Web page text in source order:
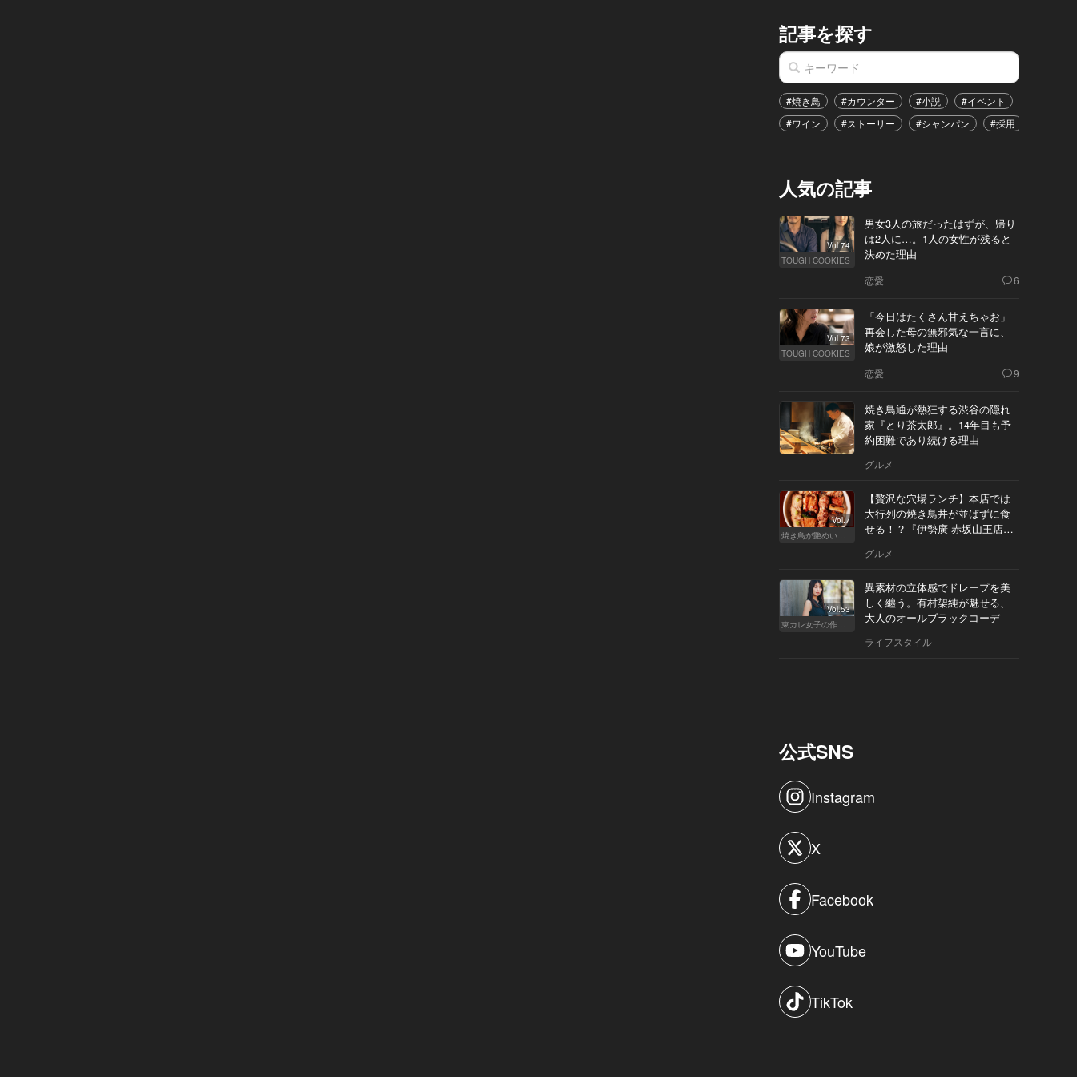
記事を探す
#焼き鳥 #カウンター #小説 #イベント
#ワイン
#ストーリー #シャンパン #採用
人気の記事
Vol.74
TOUGH COOKIES
男女3人の旅だったはずが、帰り
は2人に…。1人の女性が残ると
決めた理由
恋愛 6
Vol.73
TOUGH COOKIES
「今日はたくさん甘えちゃお」
再会した母の無邪気な一言に、
娘が激怒した理由
恋愛 9
焼き鳥通が熱狂する渋谷の隠れ
家『とり茶太郎』。14年目も予
約困難であり続ける理由
グルメ
Vol.7
焼き鳥が艶めいてきた
【贅沢な穴場ランチ】本店では
大行列の焼き鳥丼が並ばずに食
せる！？『伊勢廣 赤坂山王店』
グルメ
Vol.53
東カレ女子の作り方
異素材の立体感でドレープを美
しく纏う。有村架純が魅せる、
大人のオールブラックコーデ
ライフスタイル
公式SNS
Instagram
X
Facebook
YouTube
TikTok